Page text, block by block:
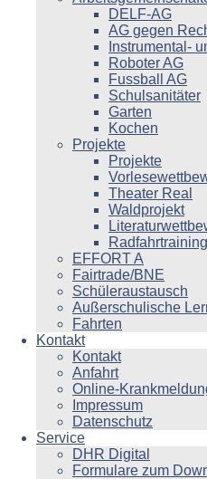
DELF-AG
AG gegen
Instrumental-
Roboter AG
Fussball AG
Schulsanitäter
Garten
Kochen
Projekte
Projekte
Theater Real
Waldprojekt
Radfahrtraining
EFFORT A
Fairtrade/BNE
Schüleraustausch
Außerschulische
Fahrten
Kontakt
Kontakt
Anfahrt
Online-
Impressum
Datenschutz
Service
DHR Digital
Formulare zum